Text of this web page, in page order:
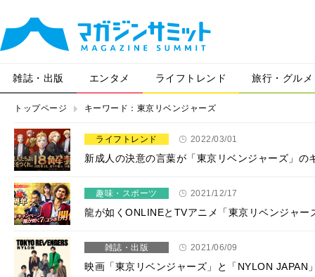
雑誌・出版 エンタメ ライフトレンド 旅行・グルメ
トップページ キーワード：東京リベンジャーズ
ライフトレンド 2022/03/01
新成人の決意の言葉が「東京リベンジャーズ」
趣味・スポーツ 2021/12/17
龍が如くONLINEとTVアニメ「東京リベンジャ
雑誌・出版 2021/06/09
映画「東京リベンジャーズ」と「NYLON